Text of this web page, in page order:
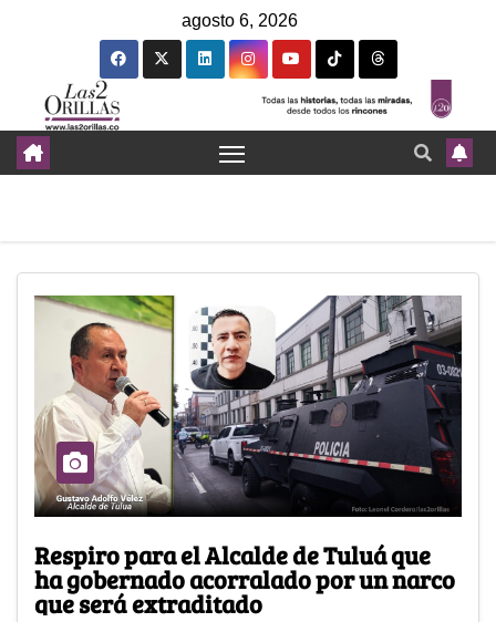
agosto 6, 2026
Respiro para el Alcalde de Tuluá que
ha gobernado acorralado por un narco
que será extraditado